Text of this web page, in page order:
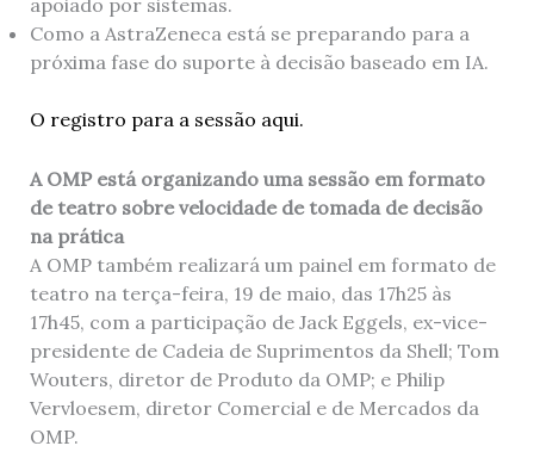
Como a AstraZeneca está se preparando para a
próxima fase do suporte à decisão baseado em IA.
O registro para a sessão aqui.
A OMP está organizando uma sessão em formato
de teatro sobre velocidade de tomada de decisão
na prática
A OMP também realizará um painel em formato de
teatro na terça-feira, 19 de maio, das 17h25 às
17h45, com a participação de Jack Eggels, ex-vice-
presidente de Cadeia de Suprimentos da Shell; Tom
Wouters, diretor de Produto da OMP; e Philip
Vervloesem, diretor Comercial e de Mercados da
OMP.